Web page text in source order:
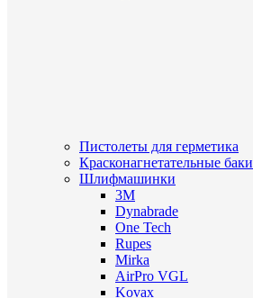
Пистолеты для герметика
Красконагнетательные баки
Шлифмашинки
3M
Dynabrade
One Tech
Rupes
Mirka
AirPro VGL
Kovax